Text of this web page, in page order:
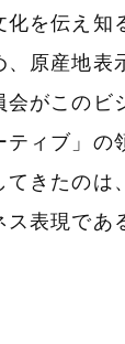
化を伝え知
、原産地表
がこのビ
ィブ」の
てきたのは
表現であ